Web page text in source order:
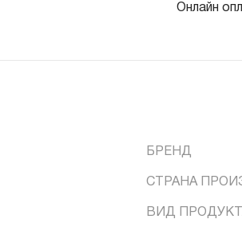
Онлайн
БРЕНД
СТРАНА
ВИД